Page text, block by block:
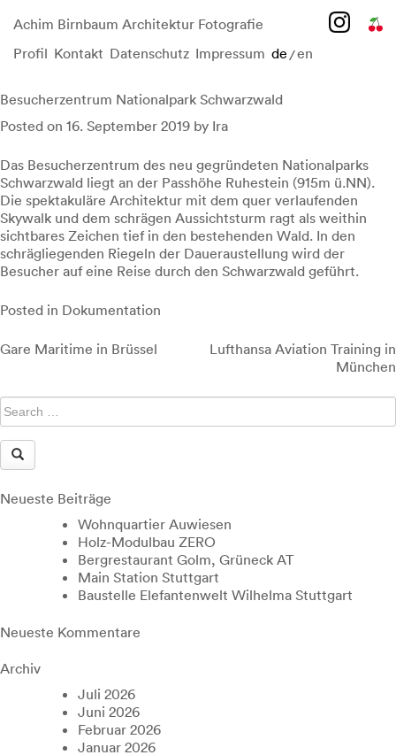
Achim Birnbaum Architektur Fotografie
Profil Kontakt Datenschutz Impressum de/en
Skip
content
Besucherzentrum Nationalpark Schwarzwald
Posted on 16. September 2019 by Ira
Das Besucherzentrum des neu gegründeten Nationalparks
Schwarzwald liegt an der Passhöhe Ruhestein (915m ü.NN).
Die spektakuläre Architektur mit dem quer verlaufenden
Skywalk und dem schrägen Aussichtsturm ragt als weithin
sichtbares Zeichen tief in den bestehenden Wald. In den
schrägliegenden Riegeln der Daueraustellung wird der
Besucher auf eine Reise durch den Schwarzwald geführt.
Posted in Dokumentation
Beitragsnavigation
Gare Maritime in Brüssel
Lufthansa Aviation Training in
München
Neueste Beiträge
Wohnquartier Auwiesen
Holz-Modulbau ZERO
Bergrestaurant Golm, Grüneck AT
Main Station Stuttgart
Baustelle Elefantenwelt Wilhelma Stuttgart
Neueste Kommentare
Archiv
Juli 2026
Juni 2026
Februar 2026
Januar 2026